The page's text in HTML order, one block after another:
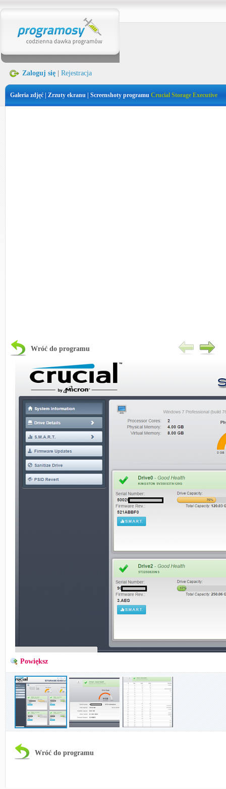
Zaloguj się Rejestracja
Galeria zdjęć | Zrzuty ekranu | Screenshoty programu Crucial Storage Executive
Wróć do programu
Powiększ
Wróć do programu